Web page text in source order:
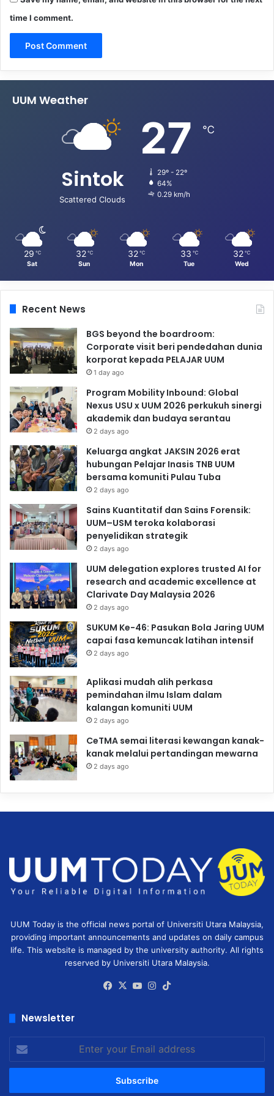
time I comment.
UUM Weather
Sintok
Scattered Clouds
27 ℃
29º - 22º
64%
0.29 km/h
29 ℃
Sat
32 ℃
Sun
32 ℃
Mon
33 ℃
Tue
32 ℃
Wed
Recent News
BGS beyond the boardroom:
Corporate visit beri pendedahan dunia
korporat kepada PELAJAR UUM
1 day ago
Program Mobility Inbound: Global
Nexus USU x UUM 2026 perkukuh sinergi
akademik dan budaya serantau
2 days ago
Keluarga angkat JAKSIN 2026 erat
hubungan Pelajar Inasis TNB UUM
bersama komuniti Pulau Tuba
2 days ago
Sains Kuantitatif dan Sains Forensik:
UUM–USM teroka kolaborasi
penyelidikan strategik
2 days ago
UUM delegation explores trusted AI for
research and academic excellence at
Clarivate Day Malaysia 2026
2 days ago
SUKUM Ke-46: Pasukan Bola Jaring UUM
capai fasa kemuncak latihan intensif
2 days ago
Aplikasi mudah alih perkasa
pemindahan ilmu Islam dalam
kalangan komuniti UUM
2 days ago
CeTMA semai literasi kewangan kanak-
kanak melalui pertandingan mewarna
2 days ago
UUM Today is the official news portal of Universiti Utara Malaysia,
providing important announcements and updates on daily campus
life. This website is managed by the university authority. All rights
reserved by Universiti Utara Malaysia.
Facebook
X YouTubeInstagram
Newsletter
your
Email